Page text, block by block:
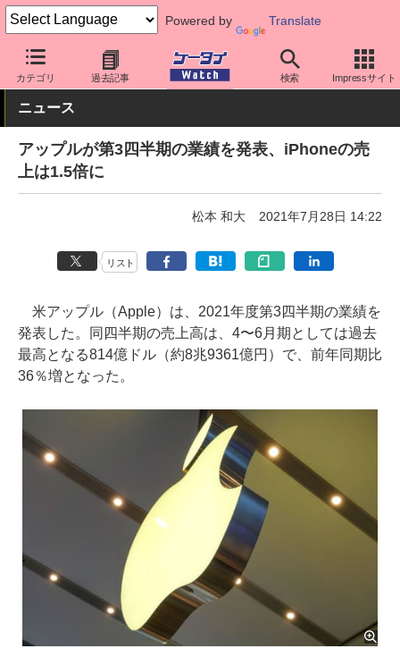
Powered by Translate
カテゴリ 過去記事 検索 Impressサイト
ケータイ Watch 業界動向 Apple
ニュース
アップルが第3四半期の業績を発表、iPhoneの売
上は1.5倍に
松本 和大 2021年7月28日 14:22
リスト
米アップル（Apple）は、2021年度第3四半期の業績を
発表した。同四半期の売上高は、4〜6月期としては過去
最高となる814億ドル（約8兆9361億円）で、前年同期比
36％増となった。